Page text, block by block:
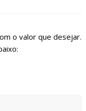
o valor que desejar.